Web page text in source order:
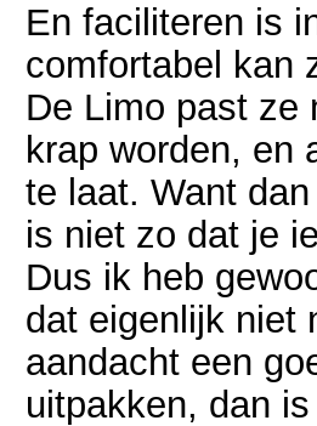
En faciliteren is
comfortabel kan
De Limo past ze
krap worden, en
te laat. Want
is niet zo dat je
Dus ik heb
dat eigenlijk niet
aandacht een
uitpakken, dan